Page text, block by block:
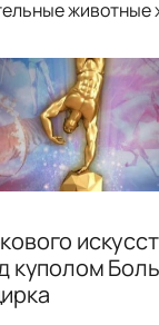
животные
куполом